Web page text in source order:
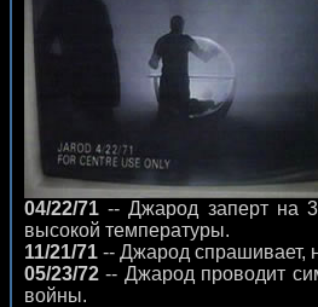
04/22/71 -- Джарод заперт на
высокой температуры.
11/21/71 -- Джарод спрашивает,
05/23/72 -- Джарод проводит
войны.